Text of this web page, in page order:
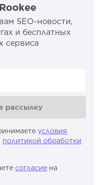
SEO-новости,
и бесплатных
сервиса
рассылку
условия
политикой обработки
согласие на